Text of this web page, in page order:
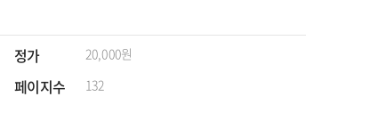
정가 20,000원
페이지수 132